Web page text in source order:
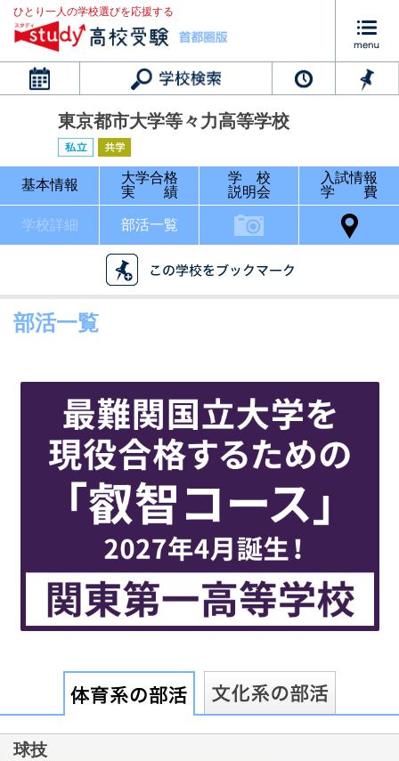
ひとり一人の学校選びを応援する
カレンダー
最近見た学校
東京都市大学等々力高等学校
ブックマークした学校
ブックマークした学校はありません
東京都市大学等々力高等学校
基本情報
大学合格
実 績
学 校
説明会
入試情報
学 費
学校詳細 部活一覧
部活一覧
球技